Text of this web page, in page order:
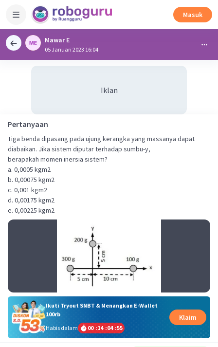
Masuk
Mawar E
05 Januari 2023 16:04
Iklan
Pertanyaan
Tiga benda dipasang pada ujung kerangka yang massanya dapat
diabaikan. Jika sistem diputar terhadap sumbu-y,
berapakah momen inersia sistem?
a. 0,0005 kgm2
b. 0,00075 kgm2
c. 0,001 kgm2
d. 0,00175 kgm2
Ikuti Tryout SNBT & Menangkan E-Wallet
100rb
Habis dalam
00 :14 :04 :55
Klaim